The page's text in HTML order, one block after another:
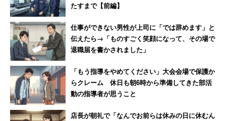
たすまで【前編】
仕事ができない男性が上司に「では辞めます」と
伝えたら→「ものすごく笑顔になって、その場で
退職届を書かされました」
「もう指導をやめてください」大会会場で保護か
らクレーム 休日も朝6時から準備してきた部活
動の指導者が思うこと
店長が朝礼で「なんでお前らは休みの日に休むん